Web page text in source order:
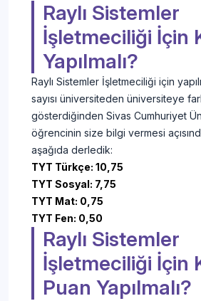
Raylı Sistemler
İşletmeciliği İçin
Yapılmalı?
Raylı Sistemler İşletmeciliği için
sayısı üniversiteden üniversiteye
gösterdiğinden Sivas Cumhuriyet
öğrencinin size bilgi vermesi
aşağıda derledik:
TYT Türkçe: 10,75
TYT Sosyal: 7,75
TYT Mat: 0,75
TYT Fen: 0,50
Raylı Sistemler
İşletmeciliği İçin
Puan Yapılmalı?